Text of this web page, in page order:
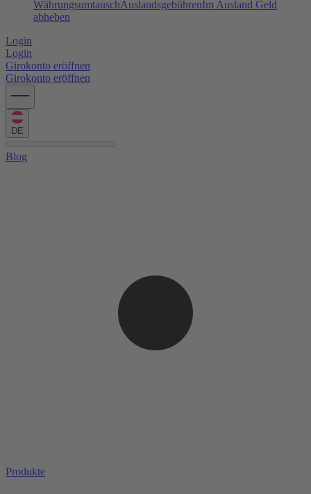
WährungsumtauschAuslandsgebührenIm Ausland Geld
abheben
Login
Login
Girokonto eröffnen
Girokonto eröffnen
DE
Blog
Produkte